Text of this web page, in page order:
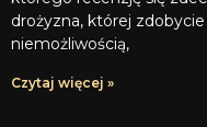
drożyzna, której
niemożliwością,
Czytaj więcej »